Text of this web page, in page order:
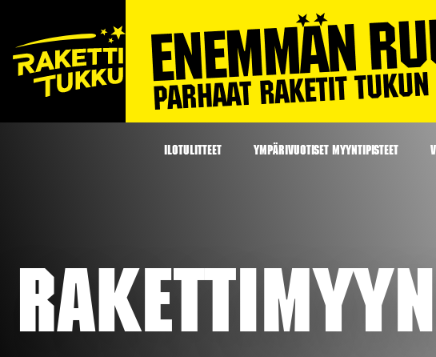
ILOTULITTEET YMPÄRIVUOTISET MYYNTIPISTEET